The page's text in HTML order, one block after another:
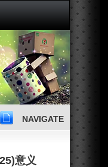
NAVIGATE
意义